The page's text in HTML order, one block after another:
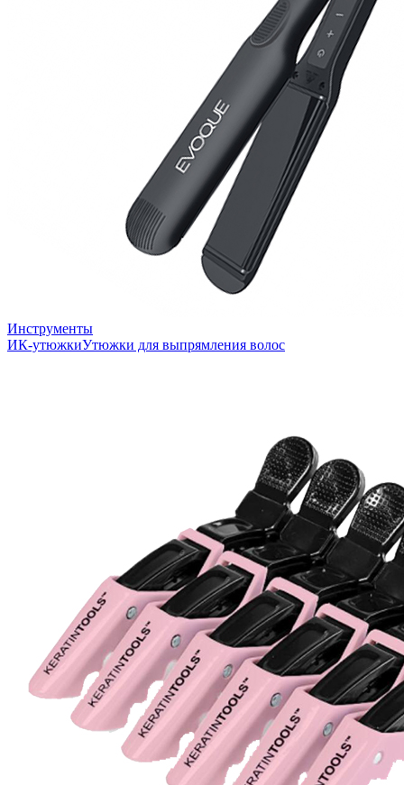
Инструменты
ИК-утюжкиУтюжки для выпрямления волос